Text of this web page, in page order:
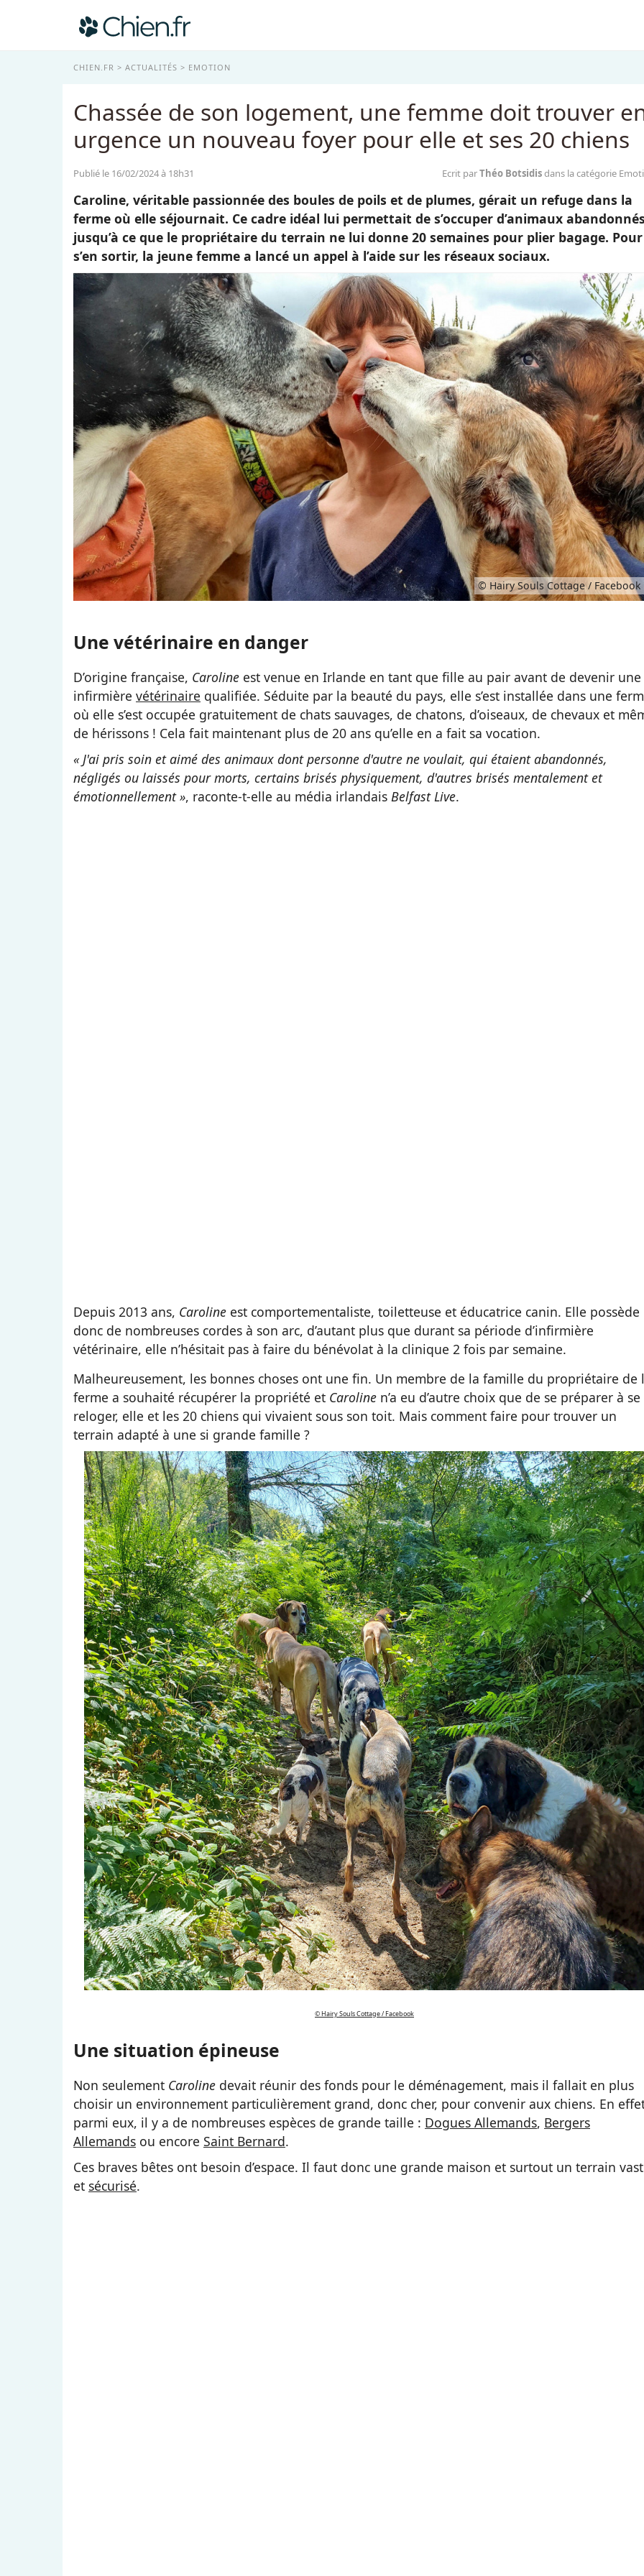
CHIEN.FR ACTUALITÉS EMOTION
Chassée de son logement, une femme doit trouver
urgence un nouveau foyer pour elle et ses 20 chiens
Publié le 16/02/2024 à 18h31 Ecrit parThéo Botsidisdans la catégorie
Caroline, véritable passionnée des boules de poils et de plumes, gérait un refuge dans la
ferme où elle séjournait. Ce cadre idéal lui permettait de s’occuper d’animaux
jusqu’à ce que le propriétaire du terrain ne lui donne 20 semaines pour plier bagage. Pour
s’en sortir, la jeune femme a lancé un appel à l’aide sur les réseaux sociaux.
© Hairy Souls Cottage / Facebook
Une vétérinaire en danger
D’origine française, Caroline est venue en Irlande en tant que fille au pair avant de devenir une
infirmière vétérinaire qualifiée. Séduite par la beauté du pays, elle s’est installée dans une
où elle s’est occupée gratuitement de chats sauvages, de chatons, d’oiseaux, de chevaux et
de hérissons ! Cela fait maintenant plus de 20 ans qu’elle en a fait sa vocation.
« J'ai pris soin et aimé des animaux dont personne d'autre ne voulait, qui étaient abandonnés,
négligés ou laissés pour morts, certains brisés physiquement, d'autres brisés mentalement et
émotionnellement », raconte-t-elle au média irlandais Belfast Live.
Depuis 2013 ans, Caroline est comportementaliste, toiletteuse et éducatrice canin. Elle possède
donc de nombreuses cordes à son arc, d’autant plus que durant sa période d’infirmière
vétérinaire, elle n’hésitait pas à faire du bénévolat à la clinique 2 fois par semaine.
Malheureusement, les bonnes choses ont une fin. Un membre de la famille du propriétaire de
ferme a souhaité récupérer la propriété et Caroline n’a eu d’autre choix que de se préparer à se
reloger, elle et les 20 chiens qui vivaient sous son toit. Mais comment faire pour trouver un
terrain adapté à une si grande famille ?
© Hairy Souls Cottage / Facebook
Une situation épineuse
Non seulement Caroline devait réunir des fonds pour le déménagement, mais il fallait en plus
choisir un environnement particulièrement grand, donc cher, pour convenir aux chiens. En
parmi eux, il y a de nombreuses espèces de grande taille : Dogues Allemands, Bergers
Allemands ou encore Saint Bernard.
Ces braves bêtes ont besoin d’espace. Il faut donc une grande maison et surtout un terrain
et sécurisé.